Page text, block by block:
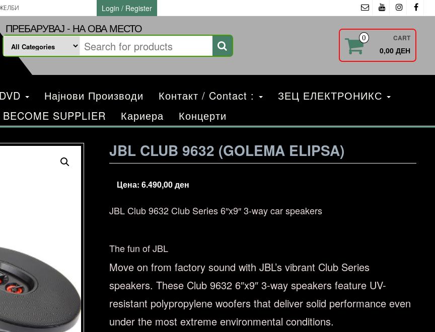
Login / Register
ПРЕБАРУВАЈ - НА ОВА МЕСТО
0 CART
0,00 ДЕН
Најнови Производи Контакт / Contact :
ЗЕЦ ЕЛЕКТРОНИКС
BECOME SUPPLIER Кариера Концерти
JBL CLUB 9632 (GOLEMA ELIPSA)
Цена:6.490,00ден
JBL Club 9632 Club Series 6″x9″ 3-way car speakers
The fun of JBL
Move on from factory sound with JBL’s vibrant Club Series
speakers. These Club 9632 6″x9″ 3-way speakers feature UV-
resistant polypropylene woofers that deliver solid performance even
under the most extreme environmental conditions.